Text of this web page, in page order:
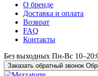
О бренде
Доставка и оплата
Возврат
FAQ
Контакты
Без выходных Пн-Вс
Заказать обратный звонок